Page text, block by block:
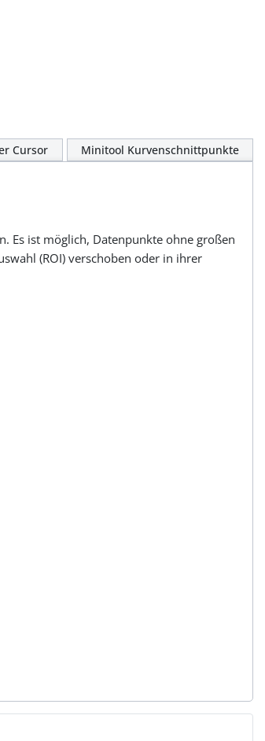
Cursor Minitool Kurvenschnittpunkte
Es ist möglich, Datenpunkte ohne großen
(ROI) verschoben oder in ihrer